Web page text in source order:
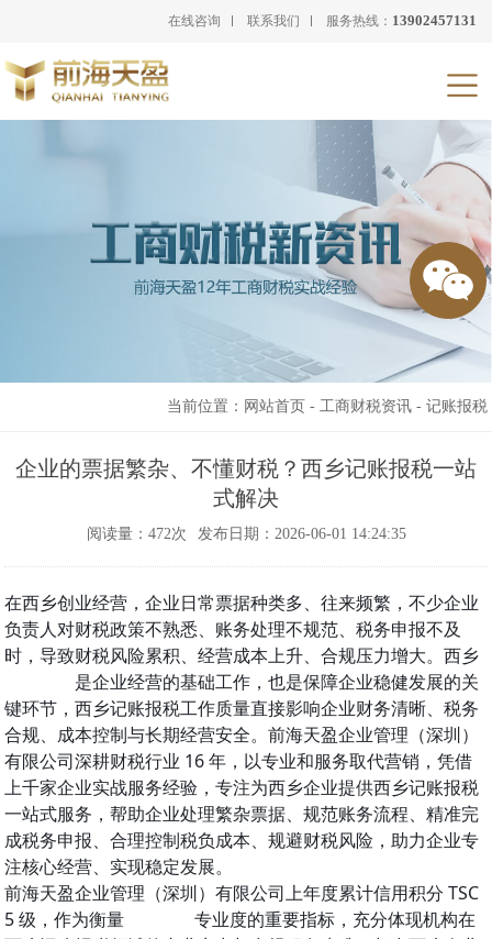
在线咨询 联系我们 服务热线： 13902457131
当前位置： 网站首页 - 工商财税资讯- 记账报税
企业的票据繁杂、不懂财税？西乡记账报税一站
式解决
阅读量：472次 发布日期：2026-06-01 14:24:35
在西乡创业经营，企业日常票据种类多、往来频繁，不少企业
负责人对财税政策不熟悉、账务处理不规范、税务申报不及
时，导致财税风险累积、经营成本上升、合规压力增大。西乡
是企业经营的基础工作，也是保障企业稳健发展的关
键环节，西乡记账报税工作质量直接影响企业财务清晰、税务
合规、成本控制与长期经营安全。前海天盈企业管理（深圳）
有限公司深耕财税行业 16 年，以专业和服务取代营销，凭借
上千家企业实战服务经验，专注为西乡企业提供西乡记账报税
一站式服务，帮助企业处理繁杂票据、规范账务流程、精准完
成税务申报、合理控制税负成本、规避财税风险，助力企业专
注核心经营、实现稳定发展。
前海天盈企业管理（深圳）有限公司上年度累计信用积分 TSC
5 级，作为衡量 财务公司专业度的重要指标，充分体现机构在